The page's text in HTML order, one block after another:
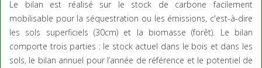
Le bilan est réalisé sur le stock de carbone facilement
mobilisable pour la séquestration ou les émissions, c'est-à-dire
les sols superficiels (30cm) et la biomasse (forêt). Le bilan
comporte trois parties : le stock actuel dans le bois et dans les
sols, le bilan annuel pour l’année de référence et le potentiel de